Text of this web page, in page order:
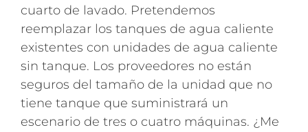
cuarto de lavado. Pretendemos
reemplazar los tanques de agua caliente
existentes con unidades de agua caliente
sin tanque. Los proveedores no están
seguros del tamaño de la unidad que no
tiene tanque que suministrará un
escenario de tres o cuatro máquinas. ¿Me